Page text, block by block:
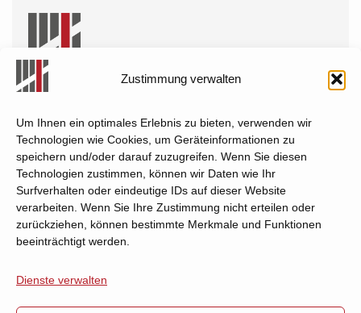
Zustimmung verwalten
Um Ihnen ein optimales Erlebnis zu bieten, verwenden wir
Technologien wie Cookies, um Geräteinformationen zu
speichern und/oder darauf zuzugreifen. Wenn Sie diesen
Technologien zustimmen, können wir Daten wie Ihr
Surfverhalten oder eindeutige IDs auf dieser Website
verarbeiten. Wenn Sie Ihre Zustimmung nicht erteilen oder
zurückziehen, können bestimmte Merkmale und Funktionen
beeinträchtigt werden.
Dienste verwalten
Zentrale Stelle nach StVG
FSD Fahrzeugsystemdaten GmbH
Wintergartenstraße 4
01307 Dresden
Stelle
Fahrzeugprüfung
Kontakt